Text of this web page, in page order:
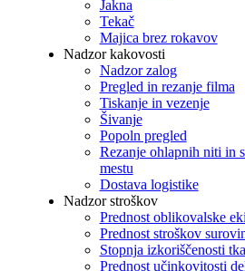
Jakna
Tekač
Majica brez rokavov
Nadzor kakovosti
Nadzor zalog
Pregled in rezanje filma
Tiskanje in vezenje
Šivanje
Popoln pregled
Rezanje ohlapnih niti in
mestu
Dostava logistike
Nadzor stroškov
Prednost oblikovalske
Prednost stroškov
Stopnja izkoriščenosti
Prednost učinkovitosti